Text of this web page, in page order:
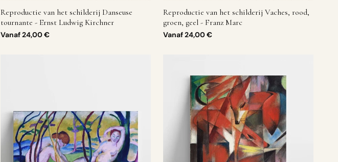
Reproductie van het schilderij Danseuse
tournante - Ernst Ludwig Kirchner
Vanaf24,00 €
Reproductie van het schilderij Vaches, rood,
groen, geel - Franz Marc
Vanaf24,00 €